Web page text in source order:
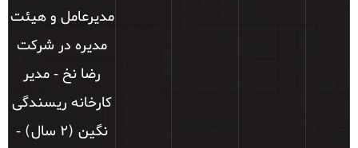
مدیرعامل و هیئت
مدیره در شرکت
رضا نخ - مدیر
کارخانه ریسندگی
نگین (2 سال) -